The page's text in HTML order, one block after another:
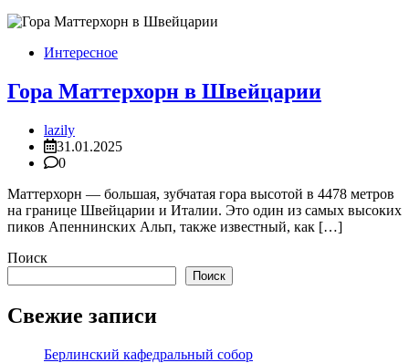
Интересное
Гора Маттерхорн в Швейцарии
lazily
31.01.2025
0
Маттерхорн — большая, зубчатая гора высотой в 4478 метров
на границе Швейцарии и Италии. Это один из самых высоких
пиков Апеннинских Альп, также известный, как […]
Поиск
Поиск
Свежие записи
Берлинский кафедральный собор